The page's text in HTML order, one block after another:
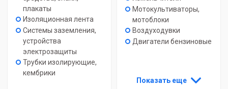
плакаты
Изоляционная лента
Системы заземления,
устройства
электрозащиты
Трубки изолирующие,
кембрики
Мотокультиваторы,
мотоблоки
Воздуходувки
Двигатели бензиновые
Показать еще